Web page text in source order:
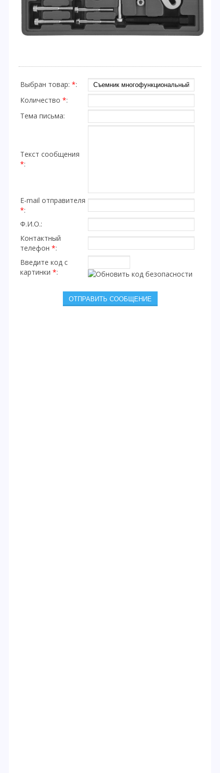
Выбран товар: *:
Количество *:
Тема письма:
Текст сообщения
*:
E-mail отправителя
*:
Ф.И.О.:
Контактный
телефон *:
Введите код с
картинки *: